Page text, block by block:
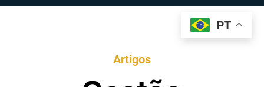
Artigos
PT